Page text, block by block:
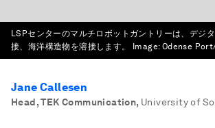
LSPセンターのマルチロボットガントリーは、デジ
接、海洋構造物を溶接します。
Image: Odense
Jane Callesen
Head, TEK Communication, University of